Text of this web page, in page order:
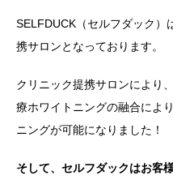
SELFDUCK（セルフダック）
携サロンとなっております。
クリニック提携サロンにより
療ホワイトニングの融合によ
ニングが可能になりました！
そして、セルフダックはお客